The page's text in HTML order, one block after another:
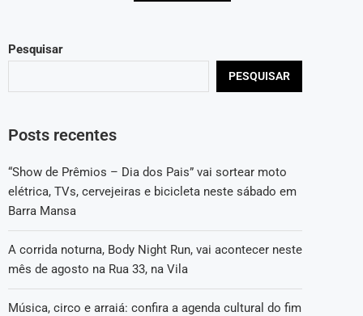
Pesquisar
PESQUISAR
Posts recentes
“Show de Prêmios – Dia dos Pais” vai sortear moto
elétrica, TVs, cervejeiras e bicicleta neste sábado em
Barra Mansa
A corrida noturna, Body Night Run, vai acontecer neste
mês de agosto na Rua 33, na Vila
Música, circo e arraiá: confira a agenda cultural do fim